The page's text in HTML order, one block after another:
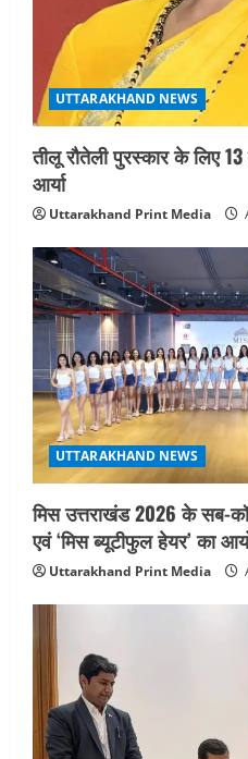
UTTARAKHAND NEWS
तीलू रौतेली पुरस्कार के लिए
आर्या
Uttarakhand Print Media
UTTARAKHAND NEWS
मिस उत्तराखंड 2026 के सब-
एवं ‘मिस ब्यूटीफुल हेयर’ का
Uttarakhand Print Media